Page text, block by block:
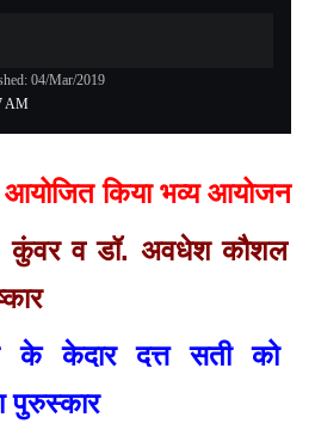
AM
04/Mar/2019
किया भव्य आयोजन
कुंवर व डॉ. अवधेश कौशल
के केदार दत्त सती को
पुरुस्कार